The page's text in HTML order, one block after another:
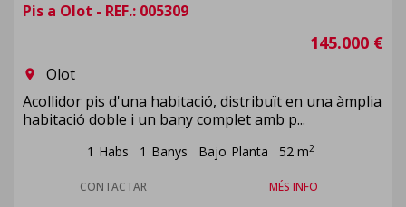
Pis a Olot - REF.: 005309
145.000 €
room
Olot
Acollidor pis d'una habitació, distribuït en una àmplia
habitació doble i un bany complet amb p...
1 Habs 1 Banys Bajo Planta 52 m2
CONTACTAR MÉS INFO